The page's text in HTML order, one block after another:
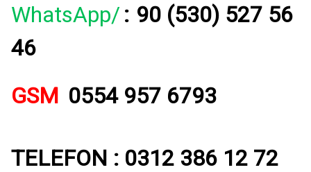
WhatsApp/ : 90 (530) 527 56
46
GSM 0554 957 6793
TELEFON : 0312 386 12 72